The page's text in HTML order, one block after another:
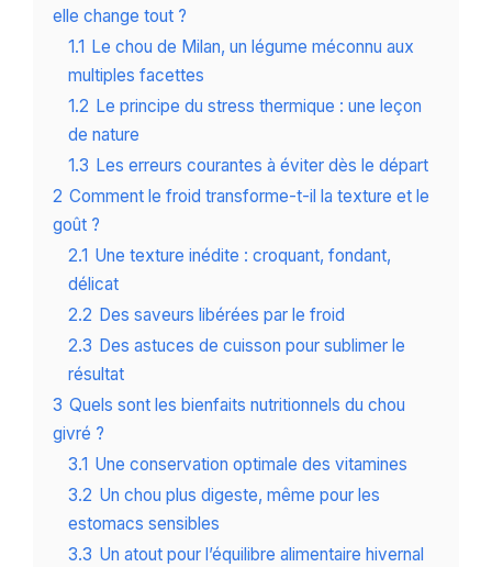
elle change tout ?
1.1 Le chou de Milan, un légume méconnu aux
multiples facettes
1.2 Le principe du stress thermique : une leçon
de nature
1.3 Les erreurs courantes à éviter dès le départ
2 Comment le froid transforme-t-il la texture et le
goût ?
2.1 Une texture inédite : croquant, fondant,
délicat
2.2 Des saveurs libérées par le froid
2.3 Des astuces de cuisson pour sublimer le
résultat
3 Quels sont les bienfaits nutritionnels du chou
givré ?
3.1 Une conservation optimale des vitamines
3.2 Un chou plus digeste, même pour les
estomacs sensibles
3.3 Un atout pour l’équilibre alimentaire hivernal